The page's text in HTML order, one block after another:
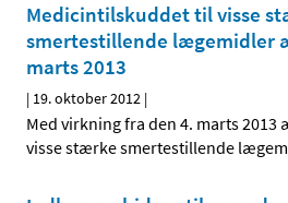
Medicintilskuddet til visse
smertestillende lægemidler
marts 2013
| 19. oktober 2012 |
Med virkning fra den 4. marts
visse stærke smertestillende